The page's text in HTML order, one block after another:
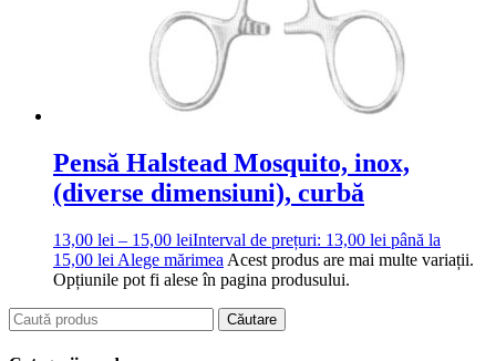
Pensă Halstead Mosquito, inox,
(diverse dimensiuni), curbă
13,00 lei – 15,00 leiInterval de prețuri: 13,00 lei până la
15,00 lei Alege mărimea Acest produs are mai multe variații.
Opțiunile pot fi alese în pagina produsului.